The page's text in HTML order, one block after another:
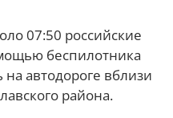
07:50 российские
беспилотника
автодороге вблизи
района.